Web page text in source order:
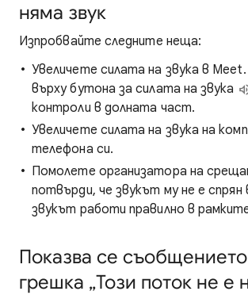
няма звук
Изпробвайте следните неща:
Увеличете силата на звука в
върху бутона за силата на звука
контроли в долната част.
Увеличете силата на звука на
телефона си.
Помолете организатора на
потвърди, че звукът му не е спрян
звукът работи правилно в
Показва се
грешка „Този поток не е